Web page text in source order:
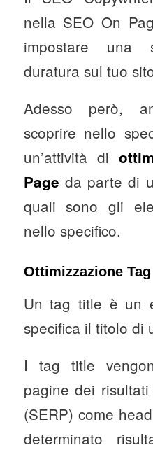
nella SEO On
impostare una
duratura sul tuo
Adesso però,
scoprire nello
un’attività di
Page da parte di
quali sono gli
nello specifico.
Ottimizzazione
Un tag title è un
specifica il titolo di
I tag title
pagine dei
(SERP) come
determinato